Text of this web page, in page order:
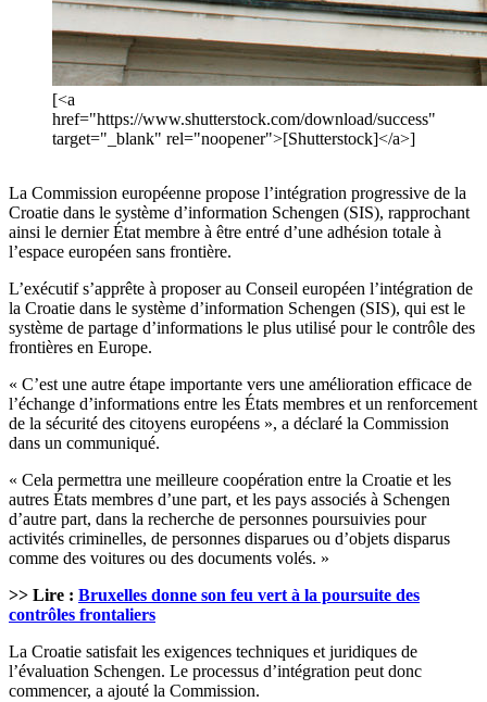
[<a
href="https://www.shutterstock.com/download/success"
target="_blank" rel="noopener">[Shutterstock]</a>]
La Commission européenne propose l’intégration progressive de la
Croatie dans le système d’information Schengen (SIS), rapprochant
ainsi le dernier État membre à être entré d’une adhésion totale à
l’espace européen sans frontière.
L’exécutif s’apprête à proposer au Conseil européen l’intégration de
la Croatie dans le système d’information Schengen (SIS), qui est le
système de partage d’informations le plus utilisé pour le contrôle des
frontières en Europe.
« C’est une autre étape importante vers une amélioration efficace de
l’échange d’informations entre les États membres et un renforcement
de la sécurité des citoyens européens », a déclaré la Commission
dans un communiqué.
« Cela permettra une meilleure coopération entre la Croatie et les
autres États membres d’une part, et les pays associés à Schengen
d’autre part, dans la recherche de personnes poursuivies pour
activités criminelles, de personnes disparues ou d’objets disparus
comme des voitures ou des documents volés. »
>> Lire : Bruxelles donne son feu vert à la poursuite des
contrôles frontaliers
La Croatie satisfait les exigences techniques et juridiques de
l’évaluation Schengen. Le processus d’intégration peut donc
commencer, a ajouté la Commission.